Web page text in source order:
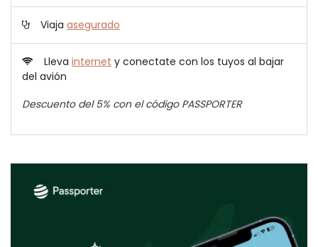
Viaja asegurado
Lleva internet y conectate con los tuyos al bajar
del avión
Descuento del 5% con el código PASSPORTER